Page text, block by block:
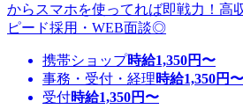
からスマホを使ってれば即戦力！高
ピード採用・WEB面談◎
携帯ショップ時給1,350円〜
事務・受付・経理時給1,350円〜
受付時給1,350円〜